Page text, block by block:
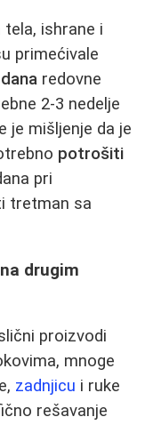
ishrane i
primećivale
redovne
2-3 nedelje
je mišljenje da je
potrošiti
pri
tretman sa
drugim
proizvodi
mnoge
zadnjicu i ruke
rešavanje